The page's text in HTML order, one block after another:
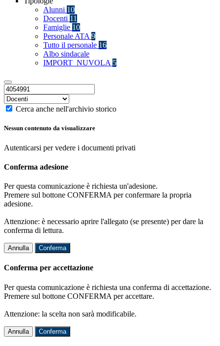
Alunni 10
Docenti 11
Famiglie 10
Personale ATA 9
Tutto il personale 16
Albo sindacale
IMPORT_NUVOLA 5
Cerca anche nell'archivio storico
Nessun contenuto da visualizzare
Autenticarsi per vedere i documenti privati
Conferma adesione
Per questa comunicazione è richiesta un'adesione.
Premere sul bottone CONFERMA per confermare la propria
adesione.
Attenzione: è necessario aprire l'allegato (se presente) per dare la
conferma di lettura.
Annulla Conferma
Conferma per accettazione
Per questa comunicazione è richiesta una conferma di accettazione.
Premere sul bottone CONFERMA per accettare.
Attenzione: la scelta non sarà modificabile.
Annulla Conferma